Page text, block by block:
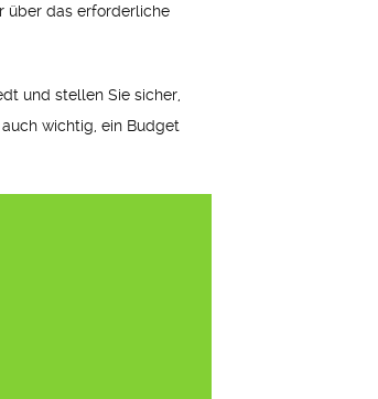
über das erforderliche
und stellen Sie sicher,
wichtig, ein Budget